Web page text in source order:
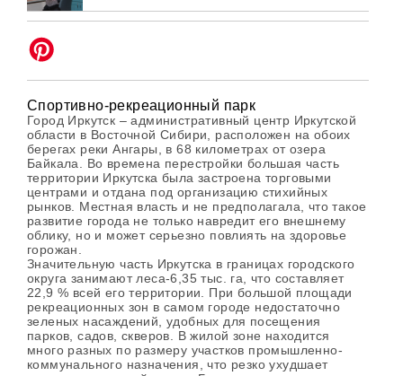
Спортивно-рекреационный парк
Город Иркутск – административный центр Иркутской
области в Восточной Сибири, расположен на обоих
берегах реки Ангары, в 68 километрах от озера
Байкала. Во времена перестройки большая часть
территории Иркутска была застроена торговыми
центрами и отдана под организацию стихийных
рынков. Местная власть и не предполагала, что такое
развитие города не только навредит его внешнему
облику, но и может серьезно повлиять на здоровье
горожан.
Значительную часть Иркутска в границах городского
округа занимают леса-6,35 тыс. га, что составляет
22,9 % всей его территории. При большой площади
рекреационных зон в самом городе недостаточно
зеленых насаждений, удобных для посещения
парков, садов, скверов. В жилой зоне находится
много разных по размеру участков промышленно-
коммунального назначения, что резко ухудшает